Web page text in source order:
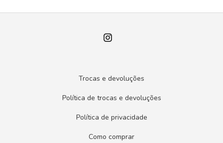
Trocas e devoluções
Política de trocas e devoluções
Política de privacidade
Como comprar